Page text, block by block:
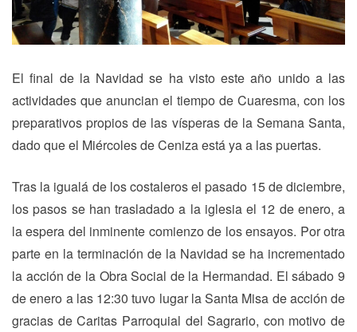
El final de la Navidad se ha visto este año unido a las
actividades que anuncian el tiempo de Cuaresma, con los
preparativos propios de las vísperas de la Semana Santa,
dado que el Miércoles de Ceniza está ya a las puertas.
Tras la igualá de los costaleros el pasado 15 de diciembre,
los pasos se han trasladado a la iglesia el 12 de enero, a
la espera del inminente comienzo de los ensayos. Por otra
parte en la terminación de la Navidad se ha incrementado
la acción de la Obra Social de la Hermandad. El sábado 9
de enero a las 12:30 tuvo lugar la Santa Misa de acción de
gracias de Caritas Parroquial del Sagrario, con motivo de